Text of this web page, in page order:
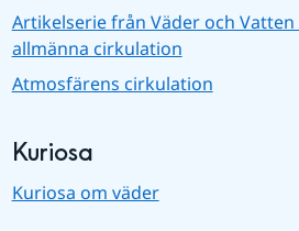
Artikelserie från Väder och
allmänna cirkulation
Atmosfärens cirkulation
Kuriosa
Kuriosa om väder